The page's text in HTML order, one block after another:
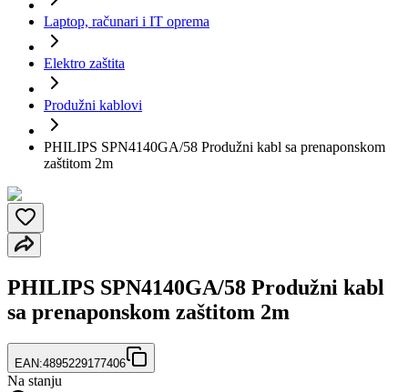
Laptop, računari i IT oprema
Elektro zaštita
Produžni kablovi
PHILIPS SPN4140GA/58 Produžni kabl sa prenaponskom
zaštitom 2m
PHILIPS SPN4140GA/58 Produžni kabl
sa prenaponskom zaštitom 2m
EAN:4895229177406
Na stanju